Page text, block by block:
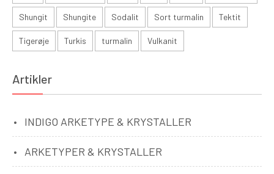
Shungit Shungite Sodalit Sort turmalin Tektit
Tigerøje Turkis turmalin Vulkanit
Artikler
INDIGO ARKETYPE & KRYSTALLER
ARKETYPER & KRYSTALLER